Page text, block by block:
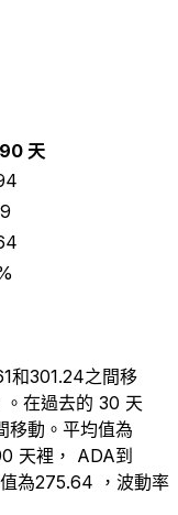
天
和301.24之間移
在過去的 30 天
移動。平均值為
天裡， ADA到
為275.64 ，波動率